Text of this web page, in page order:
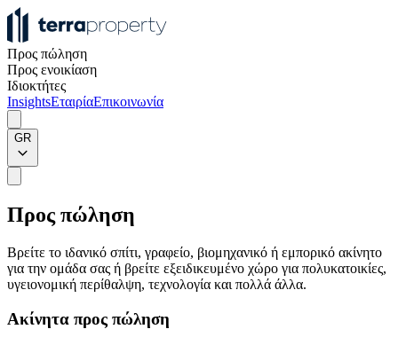
Προς πώληση
Προς ενοικίαση
Ιδιοκτήτες
InsightsΕταιρίαΕπικοινωνία
GR
Προς πώληση
Βρείτε το ιδανικό σπίτι, γραφείο, βιομηχανικό ή εμπορικό ακίνητο
για την ομάδα σας ή βρείτε εξειδικευμένο χώρο για πολυκατοικίες,
υγειονομική περίθαλψη, τεχνολογία και πολλά άλλα.
Ακίνητα προς πώληση